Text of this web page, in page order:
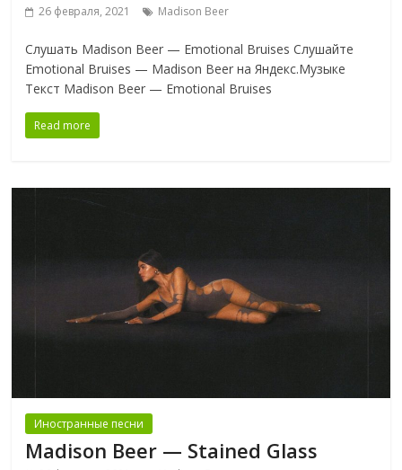
26 февраля, 2021 Madison Beer
Слушать Madison Beer — Emotional Bruises Слушайте
Emotional Bruises — Madison Beer на Яндекс.Музыке
Текст Madison Beer — Emotional Bruises
Read more
Иностранные песни
Madison Beer — Stained Glass